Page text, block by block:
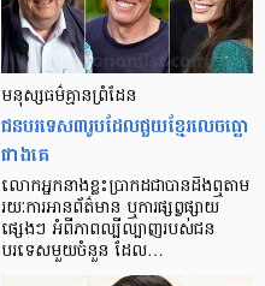
មនុស្ស​ធម៌​គ្មាន​ព្រំដែន
ជន​បរទេស​៣​រូប​ដែល​ជួយ​ខ្មែរ​លេច​ធ្លោ​
ជាង​គេ
លោកអ្នក​នាង​ខ្លះ​ប្រាកដ​ជា​បាន​​ដឹង​ឮ​តាម​
រយៈ​ការ​អាន​ព័ត៌មាន ឬ​ការ​ផ្សព្វផ្សាយ​
ផ្សេងៗ អំពី​ភាព​ល្បីល្បាញ​របស់​ជន​
បរទេស​មួយ​ចំនួន ដែល…